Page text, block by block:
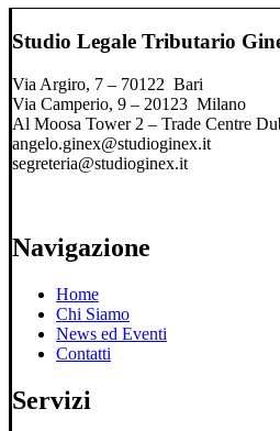
Studio Legale Tributario
Via Argiro, 7 – 70122 Bari
Via Camperio, 9 – 20123 Milano
Al Moosa Tower 2 – Trade Centre
angelo.ginex@studioginex.it
segreteria@studioginex.it
Navigazione
Home
Chi Siamo
News ed Eventi
Contatti
Servizi